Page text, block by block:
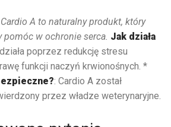
A to naturalny produkt, który
pomóc w ochronie serca. Jak działa
poprzez redukcję stresu
funkcji naczyń krwionośnych. *
: Cardio A został
przez władze weterynaryjne.